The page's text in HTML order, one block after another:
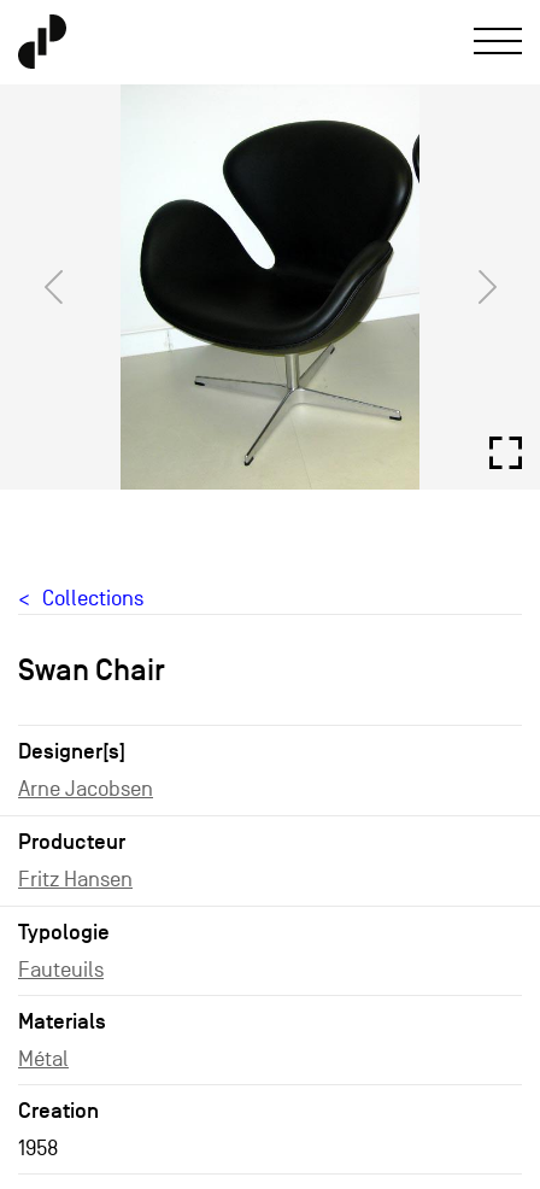
Collections
Swan Chair
Designer[s]
Arne Jacobsen
Producteur
Fritz Hansen
Typologie
Fauteuils
Materials
Métal
Creation
1958